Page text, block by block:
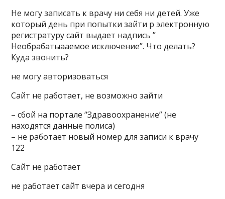
Не могу записать к врачу ни себя ни детей. Уже
который день при попытки зайти р электронную
регистратуру сайт выдает надпись ”
Необрабатыааемое исключение”. Что делать?
Куда звонить?
не могу авторизоваться
Сайт не работает, не возможно зайти
– сбой на портале “Здравоохранение” (не
находятся данные полиса)
– не работает новый номер для записи к врачу
122
Сайт не работает
не работает сайт вчера и сегодня